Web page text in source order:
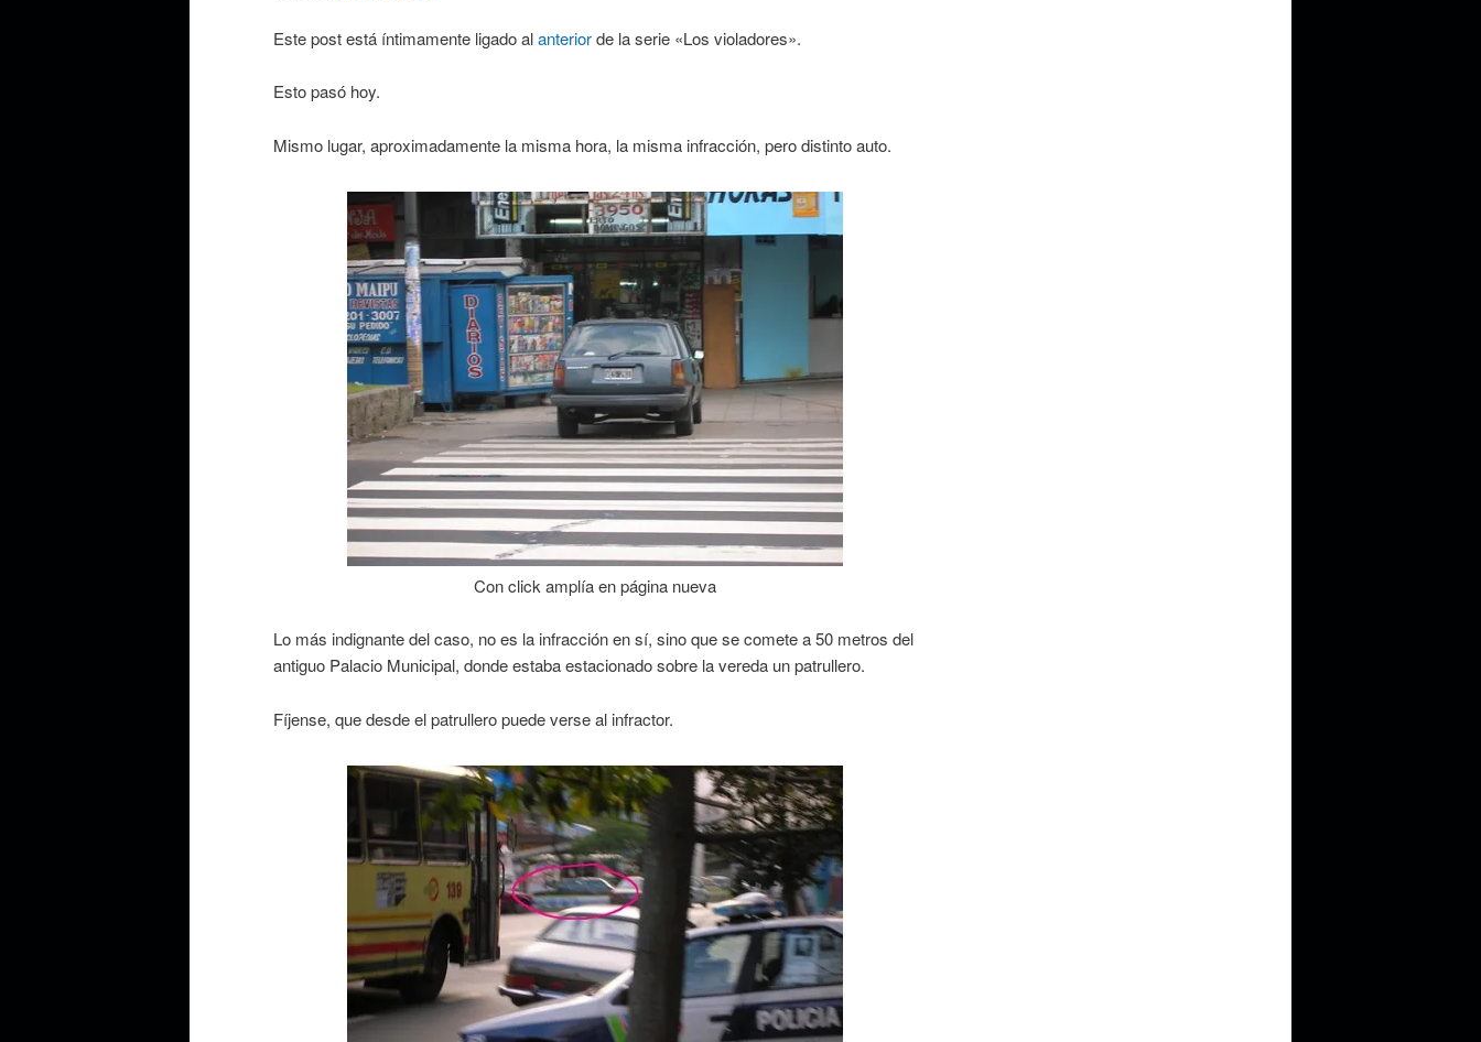
Este post está íntimamente ligado alanteriorde la serie «Los violadores».
Esto pasó hoy.
Mismo lugar, aproximadamente la misma hora, la misma infracción, pero distinto auto.
Con click amplía en página nueva
Lo más indignante del caso, no es la infracción en sí, sino que se comete a 50 metros del
antiguo Palacio Municipal, donde estaba estacionado sobre la vereda un patrullero.
Fíjense, que desde el patrullero puede verse al infractor.